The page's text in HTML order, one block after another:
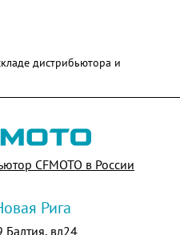
дистрибьютора и
CFMOTO в России
Рига
Балтия, вл24